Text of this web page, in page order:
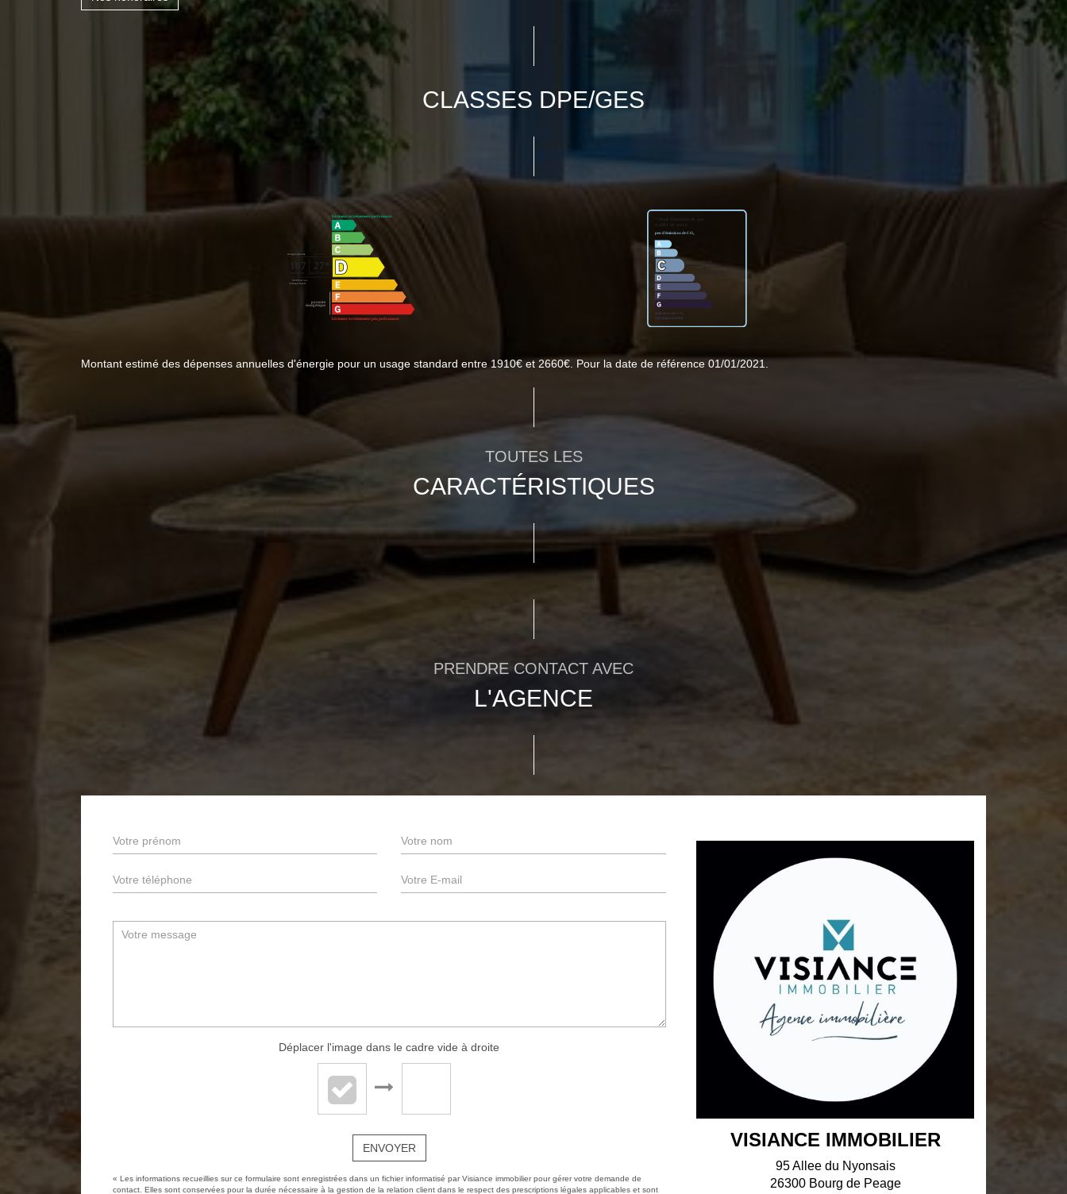
CLASSES DPE/GES
Montant estimé des dépenses annuelles d'énergie pour un usage standard entre 1910€ et 2660€. Pour la date de référence 01/01/2021.
TOUTES LES
CARACTÉRISTIQUES
PRENDRE CONTACT AVEC
L'AGENCE
VISIANCE IMMOBILIER
95 Allee du Nyonsais
26300 Bourg de Peage
Déplacer l'image dans le cadre vide à droite
ENVOYER
« Les informations recueillies sur ce formulaire sont enregistrées dans un fichier informatisé par Visiance immobilier pour gérer votre demande de
contact. Elles sont conservées pour la durée nécessaire à la gestion de la relation client dans le respect des prescriptions légales applicables et sont